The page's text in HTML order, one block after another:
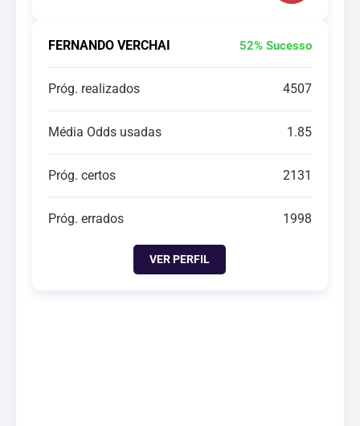
FERNANDO VERCHAI 52% Sucesso
Próg. realizados 4507
Média Odds usadas 1.85
Próg. certos 2131
Próg. errados 1998
VER PERFIL